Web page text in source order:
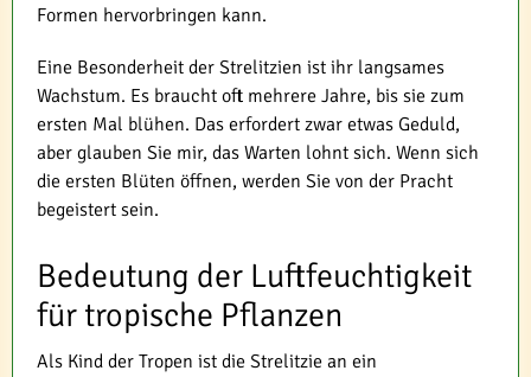
Formen hervorbringen kann.
Eine Besonderheit der Strelitzien ist ihr langsames
Wachstum. Es braucht oft mehrere Jahre, bis sie zum
ersten Mal blühen. Das erfordert zwar etwas Geduld,
aber glauben Sie mir, das Warten lohnt sich. Wenn sich
die ersten Blüten öffnen, werden Sie von der Pracht
begeistert sein.
Bedeutung der Luftfeuchtigkeit
für tropische Pflanzen
Als Kind der Tropen ist die Strelitzie an ein